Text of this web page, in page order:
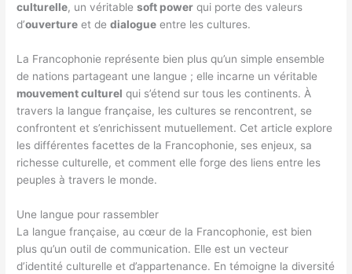
culturelle, un véritablesoft power qui porte des valeurs
d’ouverture et dedialogue entre les cultures.
La Francophonie représente bien plus qu’un simple ensemble
de nations partageant une langue ; elle incarne un véritable
mouvement culturel qui s’étend sur tous les continents. À
travers la langue française, les cultures se rencontrent, se
confrontent et s’enrichissent mutuellement. Cet article explore
les différentes facettes de la Francophonie, ses enjeux, sa
richesse culturelle, et comment elle forge des liens entre les
peuples à travers le monde.
Une langue pour rassembler
La langue française, au cœur de la Francophonie, est bien
plus qu’un outil de communication. Elle est un vecteur
d’identité culturelle et d’appartenance. En témoigne la diversité